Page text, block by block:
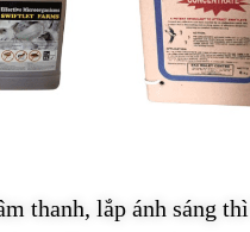
thanh, lắp ánh sáng